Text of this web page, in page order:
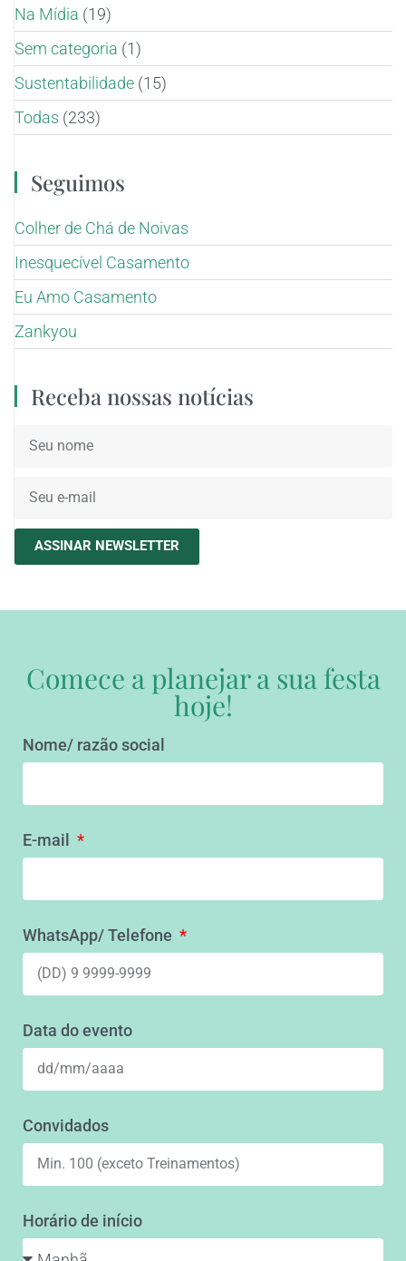
Na Mídia (19)
Sem categoria (1)
Sustentabilidade (15)
Todas (233)
Seguimos
Colher de Chá de Noivas
Inesquecível Casamento
Eu Amo Casamento
Zankyou
Receba nossas notícias
ASSINAR NEWSLETTER
Comece a planejar a sua festa
hoje!
Nome/ razão social
E-mail
WhatsApp/ Telefone
Data do evento
Convidados
Horário de início